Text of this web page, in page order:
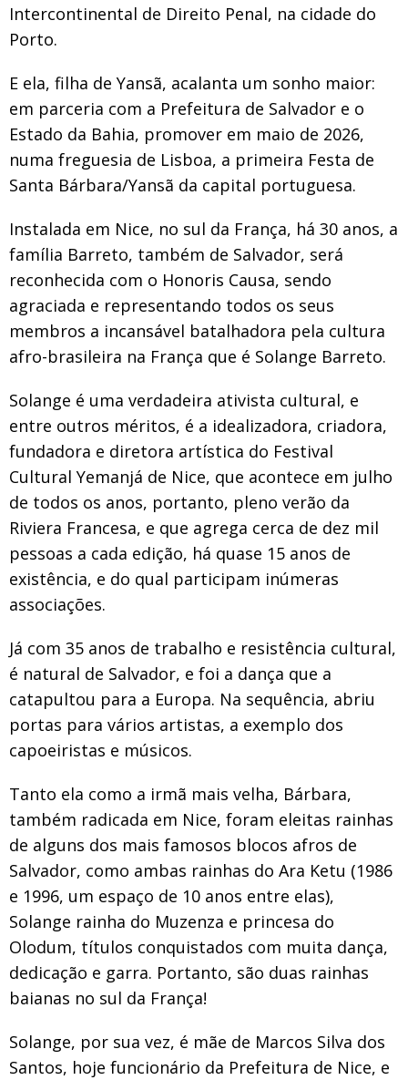
Intercontinental de Direito Penal, na cidade do
Porto.
E ela, filha de Yansã, acalanta um sonho maior:
em parceria com a Prefeitura de Salvador e o
Estado da Bahia, promover em maio de 2026,
numa freguesia de Lisboa, a primeira Festa de
Santa Bárbara/Yansã da capital portuguesa.
Instalada em Nice, no sul da França, há 30 anos, a
família Barreto, também de Salvador, será
reconhecida com o Honoris Causa, sendo
agraciada e representando todos os seus
membros a incansável batalhadora pela cultura
afro-brasileira na França que é Solange Barreto.
Solange é uma verdadeira ativista cultural, e
entre outros méritos, é a idealizadora, criadora,
fundadora e diretora artística do Festival
Cultural Yemanjá de Nice, que acontece em julho
de todos os anos, portanto, pleno verão da
Riviera Francesa, e que agrega cerca de dez mil
pessoas a cada edição, há quase 15 anos de
existência, e do qual participam inúmeras
associações.
Já com 35 anos de trabalho e resistência cultural,
é natural de Salvador, e foi a dança que a
catapultou para a Europa. Na sequência, abriu
portas para vários artistas, a exemplo dos
capoeiristas e músicos.
Tanto ela como a irmã mais velha, Bárbara,
também radicada em Nice, foram eleitas rainhas
de alguns dos mais famosos blocos afros de
Salvador, como ambas rainhas do Ara Ketu (1986
e 1996, um espaço de 10 anos entre elas),
Solange rainha do Muzenza e princesa do
Olodum, títulos conquistados com muita dança,
dedicação e garra. Portanto, são duas rainhas
baianas no sul da França!
Solange, por sua vez, é mãe de Marcos Silva dos
Santos, hoje funcionário da Prefeitura de Nice, e